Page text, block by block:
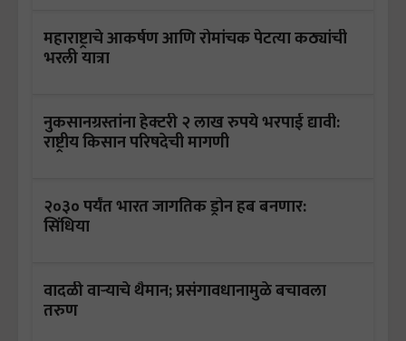
महाराष्ट्राचे आकर्षण आणि रोमांचक पेटत्या कठ्यांची
भरली यात्रा
नुकसानग्रस्तांना हेक्टरी २ लाख रुपये भरपाई द्यावी:
राष्ट्रीय किसान परिषदेची मागणी
२०३० पर्यंत भारत जागतिक ड्रोन हब बनणार:
सिंधिया
वादळी वाऱ्याचे थैमान; प्रसंगावधानामुळे बचावला
तरुण